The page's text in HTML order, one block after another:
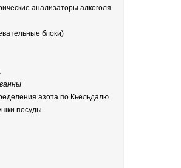
анализаторы алкоголя
блоки)
азота по Кьельдалю
посуды